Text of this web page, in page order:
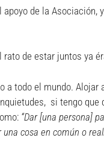
de la Asociación,
de estar juntos ya
todo el mundo. Alojar
si tengo
“Dar [una persona]
cosa en común o